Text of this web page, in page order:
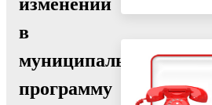
в
муниципальную
программу